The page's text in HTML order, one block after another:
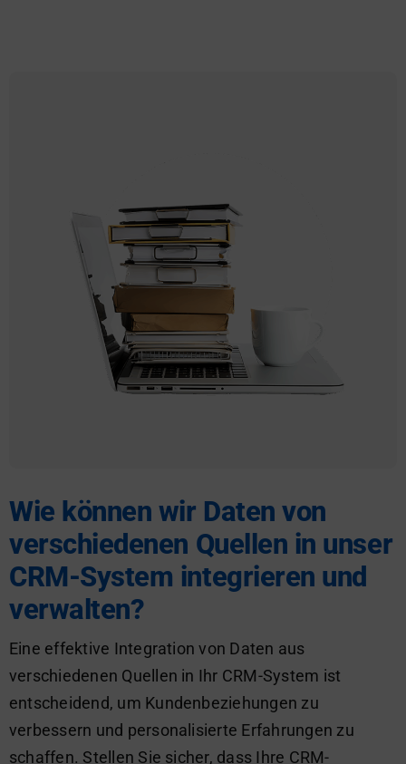
Wie können wir Daten von
verschiedenen Quellen in unser
CRM-System integrieren und
verwalten?
Eine effektive Integration von Daten aus
verschiedenen Quellen in Ihr CRM-System ist
entscheidend, um Kundenbeziehungen zu
verbessern und personalisierte Erfahrungen zu
schaffen. Stellen Sie sicher, dass Ihre CRM-